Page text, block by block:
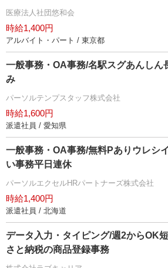
医療法人社団悠和会
時給1,400円
アルバイト・パート / 東京都
一般事務・OA事務/名駅スグあんしん
み
パーソルテンプスタッフ株式会社
時給1,600円
派遣社員 / 愛知県
一般事務・OA事務/無料Pありウレシ
い事務平日連休
パーソルエクセルHRパートナーズ株式会社
時給1,400円
派遣社員 / 北海道
データ入力・タイピング/週2からOK
さと納税の商品登録事務